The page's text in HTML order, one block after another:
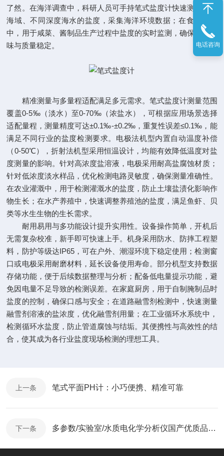
了然。在海洋调查中，科研人员可手持笔式盐度计快速测量不同
海域、不同深度海水的盐度，采集海洋环境数据；在食品加工
中，用于咸菜、酱制品生产过程中盐度的实时监测，确保产品风
味与质量稳定。​
精准测量与多量程适配满足多元需求。笔式盐度计测量范围
覆盖0-5‰（淡水）至0-70‰（浓盐水），可根据应用场景选择
适配量程，测量精度可达±0.1‰-±0.2‰，重复性误差≤0.1‰，能
满足不同行业的盐度检测要求。电极法机型内置自动温度补偿
（0-50℃），折射法机型采用恒温设计，均能有效降低温度对盐
度测量的影响。针对高浓度盐溶液，电极采用耐高盐腐蚀材质；
针对低浓度淡水样品，优化检测电路灵敏度，确保测量准确性。
在农业灌溉中，用于检测灌溉水的盐度，防止土壤盐渍化影响作
物生长；在水产养殖中，快速调整养殖池的盐度，满足鱼虾、贝
类等水生生物的生长需求。​
耐用易用与多功能设计提升实用性。设备操作简单，开机后
无需复杂校准，新手即可快速上手。机身采用防水、防摔工程塑
料，防护等级达IP65，可在户外、潮湿环境下稳定使用；检测窗
口或电极采用耐磨材料，延长设备使用寿命。部分机型支持数据
存储功能，便于后续数据整理与分析；配备低电量提示功能，避
免因电量不足导致的检测误差。在家庭厨房，用于自制腌制品时
盐度的控制，确保口感与安全；在道路融雪剂检测中，快速测量
融雪剂溶液的盐浓度，优化融雪剂用量；在工业循环水系统中，
检测循环水盐度，防止管道腐蚀与结垢。其便携性与高效性的结
合，使其成为各行业盐度现场检测的理想工具。
上一条 笔式平面PH计：小巧便携、精准可靠
下一条 多参数/实验室/水质电化学分析仪国产优质品牌推荐—三信沛瑞
电话咨询